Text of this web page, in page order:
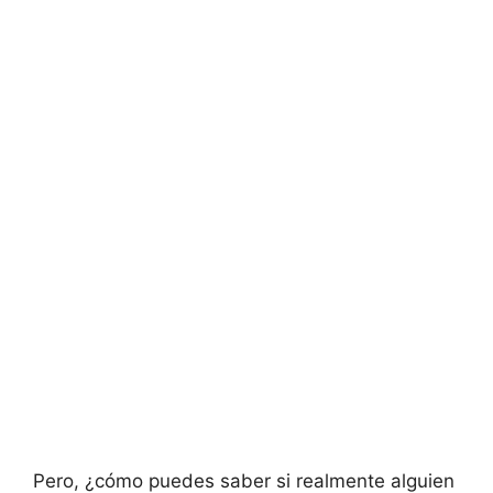
Pero, ¿cómo puedes saber si realmente alguien